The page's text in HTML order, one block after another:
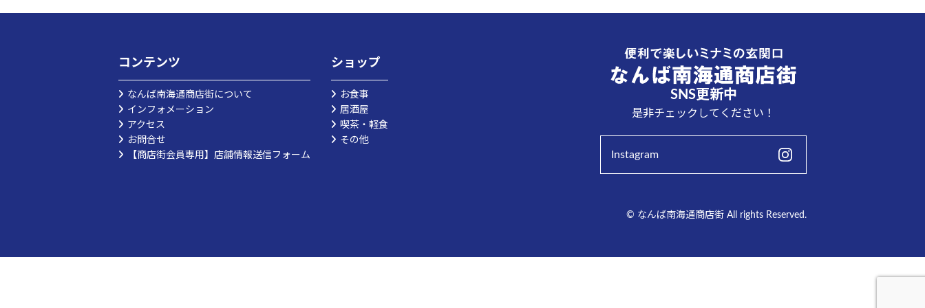
コンテンツ
なんば南海通商店街について
インフォメーション
アクセス
お問合せ
【商店街会員専用】店舗情報送信フォーム
ショップ
お食事
居酒屋
喫茶・軽食
その他
SNS更新中
是非チェックしてください！
Instagram
© なんば南海通商店街 All rights Reserved.